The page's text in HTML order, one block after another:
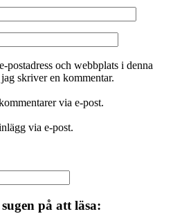
postadress och webbplats i denna
skriver en kommentar.
via e-post.
via e-post.
på att läsa: